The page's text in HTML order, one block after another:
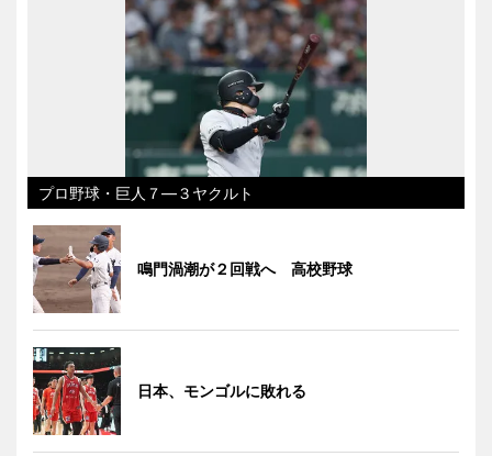
プロ野球・巨人７―３ヤクルト
鳴門渦潮が２回戦へ 高校野球
日本、モンゴルに敗れる